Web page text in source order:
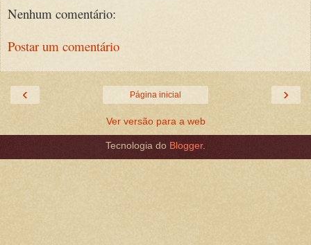
Nenhum comentário:
Postar um comentário
‹ ›
Página inicial
Ver versão para a web
Tecnologia do Blogger.